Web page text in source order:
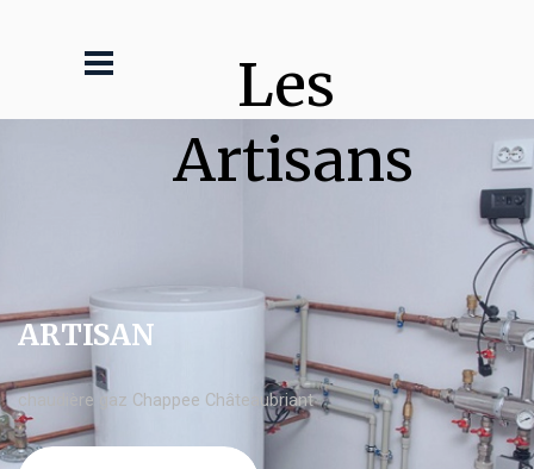
Les
Artisans
ARTISAN
chaudière gaz Chappee Châteaubriant